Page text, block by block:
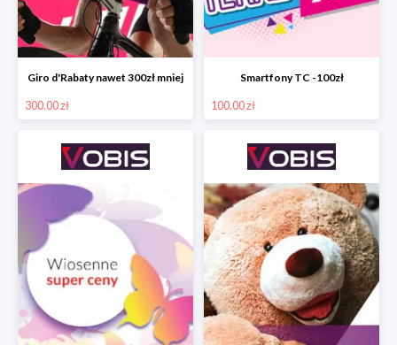
Giro d'Rabaty nawet 300zł mniej
300.00 zł
Smartfony TC -100zł
100.00 zł